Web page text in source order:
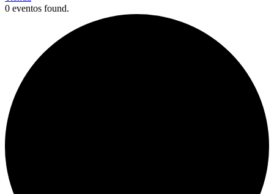
0 eventos found.